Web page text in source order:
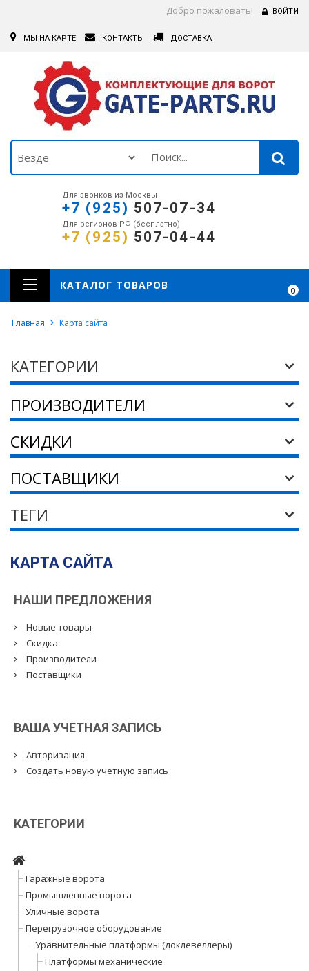
Добро пожаловать! ВОЙТИ
МЫ НА КАРТЕ КОНТАКТЫ ДОСТАВКА
Для звонков из Москвы
+7 (925) 507-07-34
Для регионов РФ (бесплатно)
+7 (925) 507-04-44
0
КАТАЛОГ ТОВАРОВ
Главная Карта сайта
КАТЕГОРИИ
ПРОИЗВОДИТЕЛИ
СКИДКИ
ПОСТАВЩИКИ
ТЕГИ
КАРТА САЙТА
НАШИ ПРЕДЛОЖЕНИЯ
Новые товары
Скидка
Производители
Поставщики
ВАША УЧЕТНАЯ ЗАПИСЬ
Авторизация
Создать новую учетную запись
КАТЕГОРИИ
Гаражные ворота
Промышленные ворота
Уличные ворота
Перегрузочное оборудование
Уравнительные платформы (доклевеллеры)
Платформы механические